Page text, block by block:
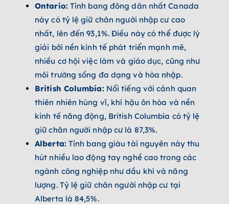
Ontario:Tỉnh bang đông dân nhất Canada
này có tỷ lệ giữ chân người nhập cư cao
nhất, lên đến 93,1%. Điều này có thể được lý
giải bởi nền kinh tế phát triển mạnh mẽ,
nhiều cơ hội việc làm và giáo dục, cũng như
môi trường sống đa dạng và hòa nhập.
British Columbia:Nổi tiếng với cảnh quan
thiên nhiên hùng vĩ, khí hậu ôn hòa và nền
kinh tế năng động, British Columbia có tỷ lệ
giữ chân người nhập cư là 87,3%.
Alberta:Tỉnh bang giàu tài nguyên này thu
hút nhiều lao động tay nghề cao trong các
ngành công nghiệp như dầu khí và năng
lượng. Tỷ lệ giữ chân người nhập cư tại
Alberta là 84,5%.